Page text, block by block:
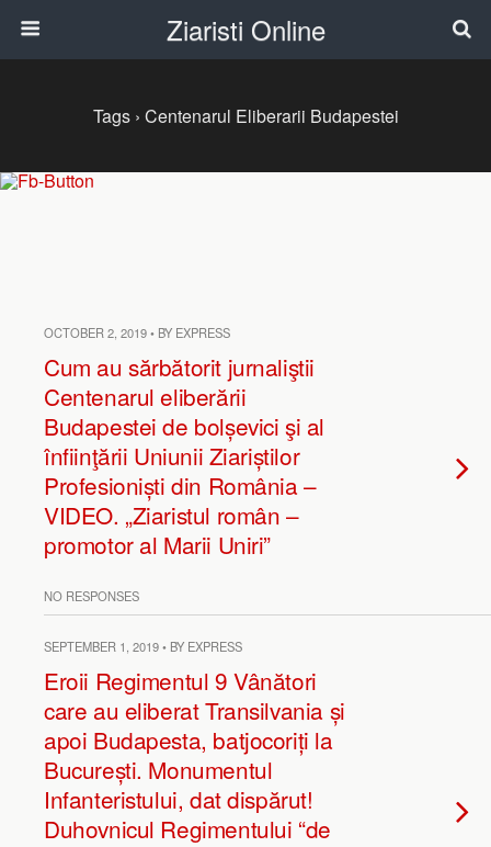
Ziaristi Online
Tags › Centenarul Eliberarii Budapestei
OCTOBER 2, 2019 • BY EXPRESS
Cum au sărbătorit jurnaliştii
Centenarul eliberării
Budapestei de bolșevici şi al
înfiinţării Uniunii Ziariștilor
Profesioniști din România –
VIDEO. „Ziaristul român –
promotor al Marii Uniri”
NO RESPONSES
SEPTEMBER 1, 2019 • BY EXPRESS
Eroii Regimentul 9 Vânători
care au eliberat Transilvania și
apoi Budapesta, batjocoriți la
București. Monumentul
Infanteristului, dat dispărut!
Duhovnicul Regimentului “de